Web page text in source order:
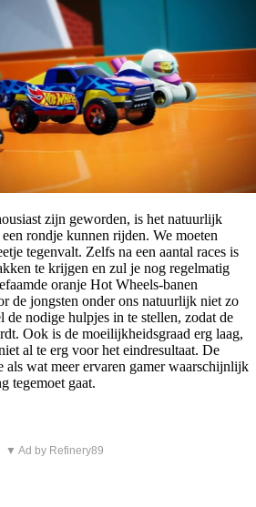
zijn geworden, is het natuurlijk
rondje kunnen rijden. We moeten
tegenvalt. Zelfs na een aantal races is
te krijgen en zul je nog regelmatig
oranje Hot Wheels-banen
de jongsten onder ons natuurlijk niet zo
nodige hulpjes in te stellen, zodat de
Ook is de moeilijkheidsgraad erg laag,
al te erg voor het eindresultaat. De
als wat meer ervaren gamer waarschijnlijk
tegemoet gaat.
▼ Ad by Refinery89